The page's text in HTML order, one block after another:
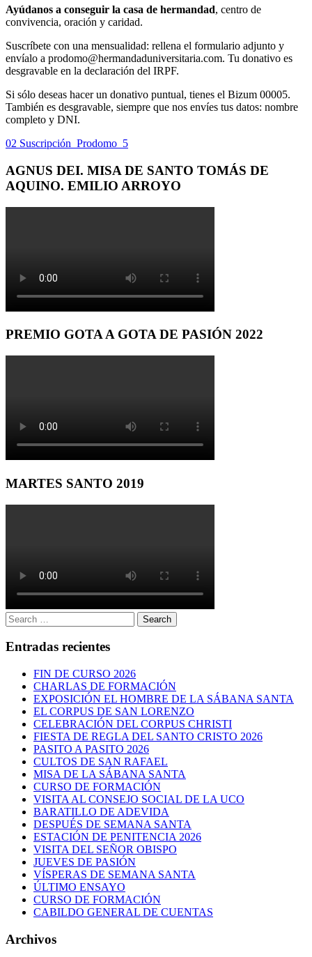
Ayúdanos a conseguir la casa de hermandad, centro de
convivencia, oración y caridad.
Suscríbete con una mensualidad: rellena el formulario adjunto y
envíalo a prodomo@hermandaduniversitaria.com. Tu donativo es
desgravable en la declaración del IRPF.
Si sólo deseas hacer un donativo puntual, tienes el Bizum 00005.
También es desgravable, siempre que nos envíes tus datos: nombre
completo y DNI.
02 Suscripción_Prodomo_5
AGNUS DEI. MISA DE SANTO TOMÁS DE
AQUINO. EMILIO ARROYO
PREMIO GOTA A GOTA DE PASIÓN 2022
MARTES SANTO 2019
Search
for:
Search
Entradas recientes
FIN DE CURSO 2026
CHARLAS DE FORMACIÓN
EXPOSICIÓN EL HOMBRE DE LA SÁBANA SANTA
EL CORPUS DE SAN LORENZO
CELEBRACIÓN DEL CORPUS CHRISTI
FIESTA DE REGLA DEL SANTO CRISTO 2026
PASITO A PASITO 2026
CULTOS DE SAN RAFAEL
MISA DE LA SÁBANA SANTA
CURSO DE FORMACIÓN
VISITA AL CONSEJO SOCIAL DE LA UCO
BARATILLO DE ADEVIDA
DESPUÉS DE SEMANA SANTA
ESTACIÓN DE PENITENCIA 2026
VISITA DEL SEÑOR OBISPO
JUEVES DE PASIÓN
VÍSPERAS DE SEMANA SANTA
ÚLTIMO ENSAYO
CURSO DE FORMACIÓN
CABILDO GENERAL DE CUENTAS
Archivos